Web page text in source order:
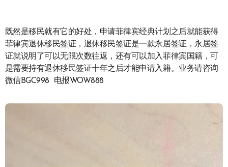
既然是移民就有它的好处，申请菲律宾经典计划之后就能获得
菲律宾退休移民签证，退休移民签证是一款永居签证，永居签
证就说明了可以无限次数往返，还有可以加入菲律宾国籍，可
是需要持有退休移民签证十年之后才能申请入籍。业务请咨询
微信BGC998 电报WOW888